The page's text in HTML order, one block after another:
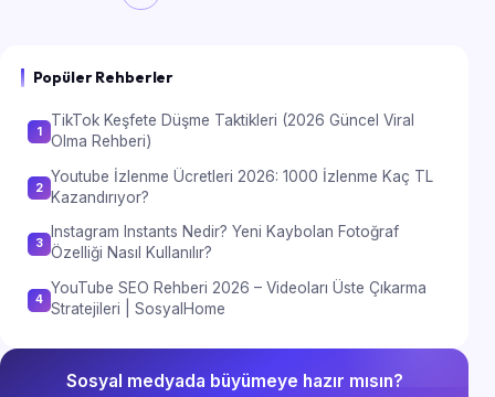
Yan sütun
Popüler Rehberler
1
TikTok Keşfete Düşme Taktikleri (2026 Güncel Viral
Olma Rehberi)
2
Youtube İzlenme Ücretleri 2026: 1000 İzlenme Kaç TL
Kazandırıyor?
3
Instagram Instants Nedir? Yeni Kaybolan Fotoğraf
Özelliği Nasıl Kullanılır?
4
YouTube SEO Rehberi 2026 – Videoları Üste Çıkarma
Stratejileri | SosyalHome
Sosyal medyada büyümeye hazır mısın?